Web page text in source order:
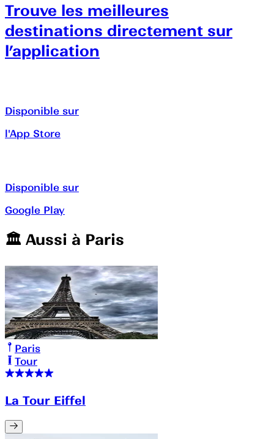
Trouve les meilleures
destinations directement sur
l’application
Disponible sur
l'App Store
Disponible sur
Google Play
🏛️️ Aussi à Paris
Paris
Tour
La Tour Eiffel